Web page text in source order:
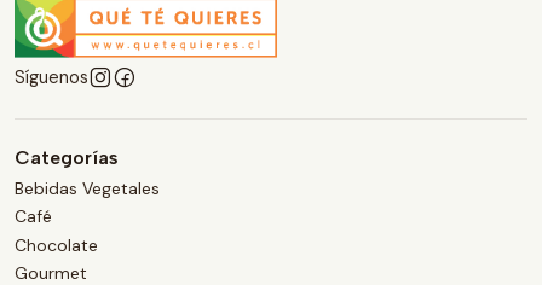
Síguenos
Categorías
Bebidas Vegetales
Café
Chocolate
Gourmet